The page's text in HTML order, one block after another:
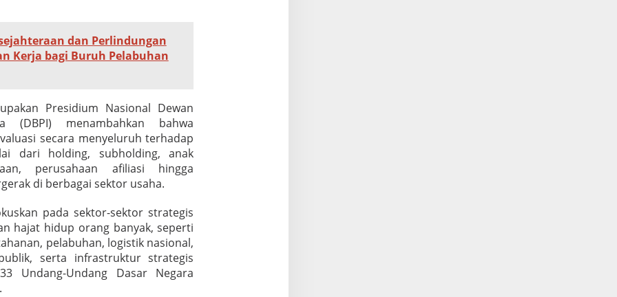
dan Perlindungan
Kerja bagi Buruh Pelabuhan
Presidium Nasional Dewan
(DBPI) menambahkan bahwa
secara menyeluruh terhadap
dari holding, subholding, anak
perusahaan afiliasi hingga
di berbagai sektor usaha.
pada sektor-sektor strategis
hajat hidup orang banyak, seperti
pelabuhan, logistik nasional,
serta infrastruktur strategis
Undang-Undang Dasar Negara